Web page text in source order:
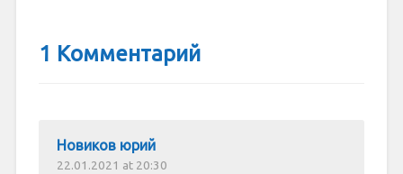
1 Комментарий
Новиков юрий
22.01.2021 at 20:30